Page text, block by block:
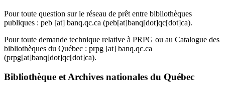
Pour toute question sur le réseau de prêt entre bibliothèques
publiques : peb [at] banq.qc.ca (peb[at]banq[dot]qc[dot]ca).
Pour toute demande technique relative à PRPG ou au Catalogue des
bibliothèques du Québec : prpg [at] banq.qc.ca
(prpg[at]banq[dot]qc[dot]ca).
Bibliothèque et Archives nationales du Québec